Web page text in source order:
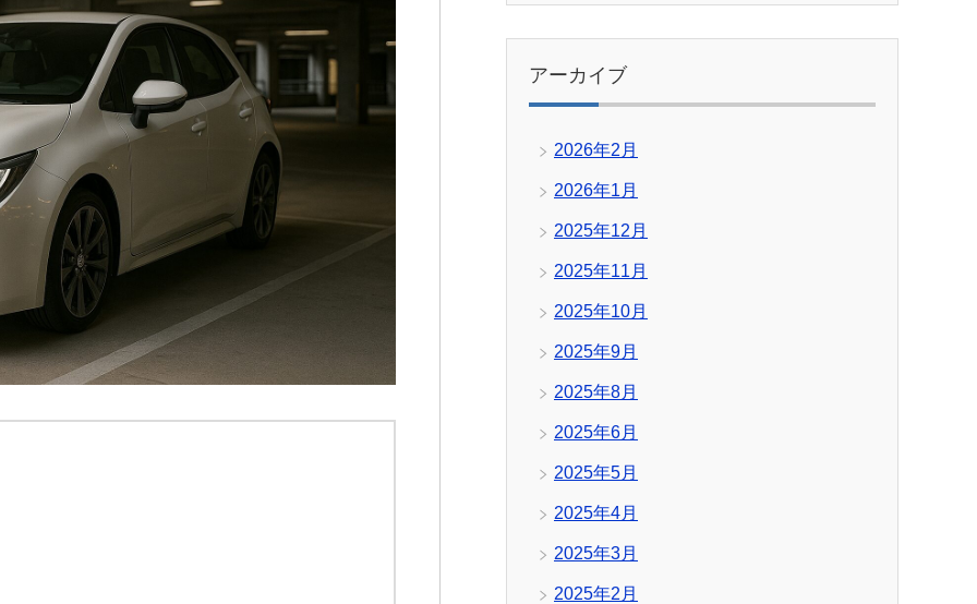
アーカイブ
2026年2月
2026年1月
2025年12月
2025年11月
2025年10月
2025年9月
2025年8月
2025年6月
2025年5月
2025年4月
2025年3月
2025年2月